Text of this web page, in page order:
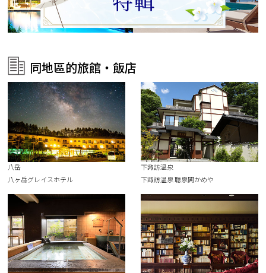
同地區的旅館・飯店
八岳
八ヶ岳グレイスホテル
下諏訪溫泉
下諏訪温泉 聴泉閣かめや